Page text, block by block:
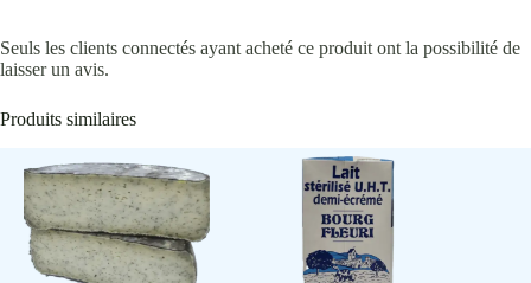
Seuls les clients connectés ayant acheté ce produit ont la possibilité de
laisser un avis.
Produits similaires